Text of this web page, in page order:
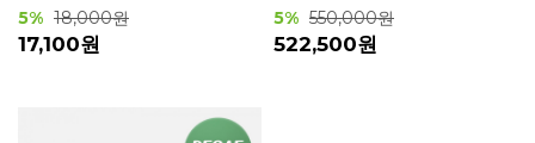
5% 18,000원
17,100원
5% 550,000원
522,500원